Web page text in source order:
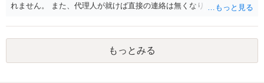
れません。 また、代理人が就けば直接の連絡は無くなりますので、ご
やりとりが相当ご心労になっていると見受けられますので、一度弁護
士や行政の相談窓口にご相談されることをお勧め致します。
もっとみる